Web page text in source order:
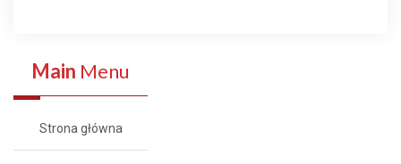
Main Menu
Strona główna